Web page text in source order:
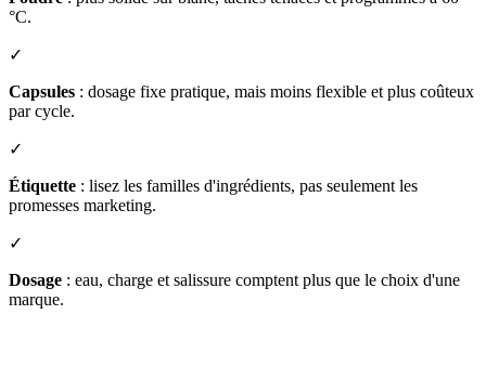
°C.
✓
Capsules : dosage fixe pratique, mais moins flexible et plus coûteux
par cycle.
✓
Étiquette : lisez les familles d'ingrédients, pas seulement les
promesses marketing.
✓
Dosage : eau, charge et salissure comptent plus que le choix d'une
marque.